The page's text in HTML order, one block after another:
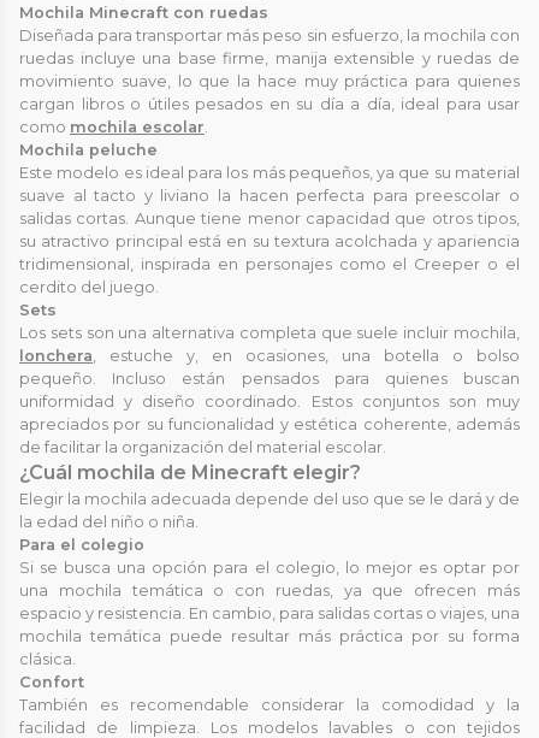
Mochila Minecraft con ruedas
Diseñada para transportar más peso sin esfuerzo, la mochila con
ruedas incluye una base firme, manija extensible y ruedas de
movimiento suave, lo que la hace muy práctica para quienes
cargan libros o útiles pesados en su día a día, ideal para usar
como mochila escolar
Mochila peluche
Este modelo es ideal para los más pequeños, ya que su material
suave al tacto y liviano la hacen perfecta para preescolar o
salidas cortas. Aunque tiene menor capacidad que otros tipos,
su atractivo principal está en su textura acolchada y apariencia
tridimensional, inspirada en personajes como el Creeper o el
cerdito del juego.
Sets
Los sets son una alternativa completa que suele incluir mochila,
lonchera , estuche y, en ocasiones, una botella o bolso
pequeño. Incluso están pensados para quienes buscan
uniformidad y diseño coordinado. Estos conjuntos son muy
apreciados por su funcionalidad y estética coherente, además
de facilitar la organización del material escolar.
¿Cuál mochila de Minecraft elegir?
Elegir la mochila adecuada depende del uso que se le dará y de
la edad del niño o niña.
Para el colegio
Si se busca una opción para el colegio, lo mejor es optar por
una mochila temática o con ruedas, ya que ofrecen más
espacio y resistencia. En cambio, para salidas cortas o viajes, una
mochila temática puede resultar más práctica por su forma
clásica.
Confort
También es recomendable considerar la comodidad y la
facilidad de limpieza. Los modelos lavables o con tejidos